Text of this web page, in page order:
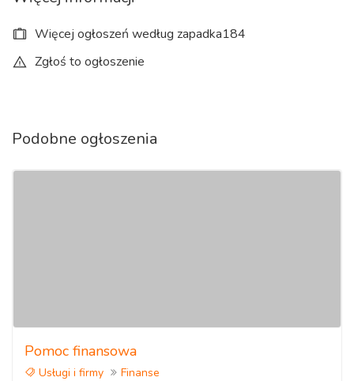
Więcej ogłoszeń według zapadka184
Zgłoś to ogłoszenie
Podobne ogłoszenia
Pomoc finansowa
Usługi i firmy Finanse